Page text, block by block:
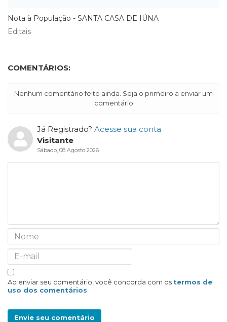
Nota à População - SANTA CASA DE IÚNA
Editais
COMENTÁRIOS:
Nenhum comentário feito ainda. Seja o primeiro a enviar um
comentário
Já Registrado? Acesse sua conta
Visitante
Sábado, 08 Agosto 2026
Ao enviar seu comentário, você concorda com os termos de
uso dos comentários.
Envie seu comentário